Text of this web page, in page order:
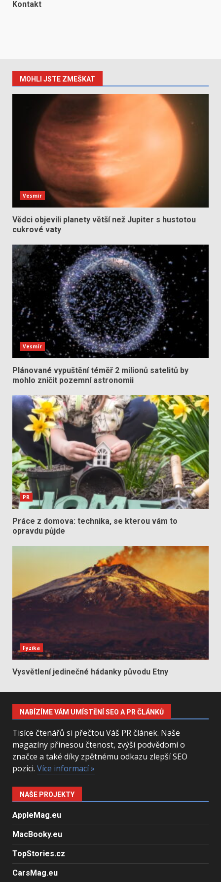
Kontakt
MOHLI JSTE ZMEŠKAT
Vesmír
Vědci objevili planety větší než Jupiter s hustotou
cukrové vaty
Vesmír
Plánované vypuštění téměř 2 milionů satelitů by
mohlo zničit pozemní astronomii
PR
Práce z domova: technika, se kterou vám to
opravdu půjde
Fyzika
Vysvětlení jedinečné hádanky původu Etny
NABÍZÍME VÁM UMÍSTĚNÍ SEO A PR ČLÁNKŮ
Tisíce čtenářů si přečtou Váš PR článek. Naše
magazíny přinesou čtenost, zvýší podvědomí o
značce a také díky zpětnému odkazu zlepší SEO
pozici. Více informací »
NAŠE PROJEKTY
AppleMag.eu
MacBooky.eu
TopStories.cz
CarsMag.eu